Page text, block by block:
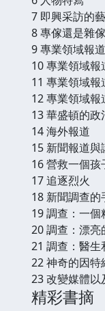
7 即興采訪的
8 專傢還是雜傢
9 專業領域報
10 專業領域
11 專業領域報
12 專業領域報
13 華盛頓的政
14 海外報道
15 新聞報道與
16 營救一個孩
17 追逐烈火
18 新聞調查的
19 調查：一
20 調查：漂亮
21 調查：醫生
22 神奇的因特
23 改變媒體以
精彩書摘